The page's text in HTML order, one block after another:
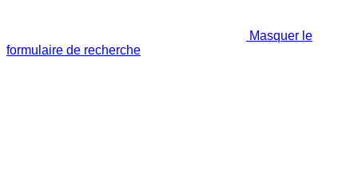
Masquer le
formulaire de recherche